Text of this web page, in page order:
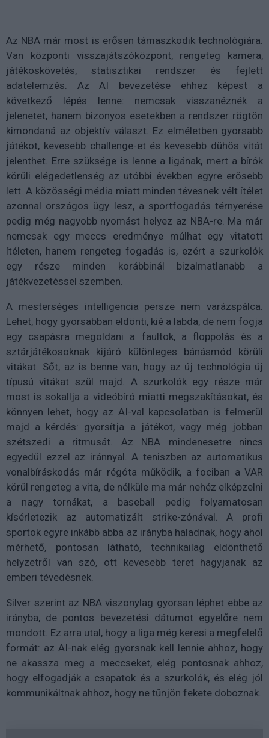
Az NBA már most is erősen támaszkodik technológiára.
Van központi visszajátszóközpont, rengeteg kamera,
játékoskövetés, statisztikai rendszer és fejlett
adatelemzés. Az AI bevezetése ehhez képest a
következő lépés lenne: nemcsak visszanéznék a
jelenetet, hanem bizonyos esetekben a rendszer rögtön
kimondaná az objektív választ. Ez elméletben gyorsabb
játékot, kevesebb challenge-et és kevesebb dühös vitát
jelenthet. Erre szüksége is lenne a ligának, mert a bírók
körüli elégedetlenség az utóbbi években egyre erősebb
lett. A közösségi média miatt minden tévesnek vélt ítélet
azonnal országos ügy lesz, a sportfogadás térnyerése
pedig még nagyobb nyomást helyez az NBA-re. Ma már
nemcsak egy meccs eredménye múlhat egy vitatott
ítéleten, hanem rengeteg fogadás is, ezért a szurkolók
egy része minden korábbinál bizalmatlanabb a
játékvezetéssel szemben.
A mesterséges intelligencia persze nem varázspálca.
Lehet, hogy gyorsabban eldönti, kié a labda, de nem fogja
egy csapásra megoldani a faultok, a floppolás és a
sztárjátékosoknak kijáró különleges bánásmód körüli
vitákat. Sőt, az is benne van, hogy az új technológia új
típusú vitákat szül majd. A szurkolók egy része már
most is sokallja a videóbíró miatti megszakításokat, és
könnyen lehet, hogy az AI-val kapcsolatban is felmerül
majd a kérdés: gyorsítja a játékot, vagy még jobban
szétszedi a ritmusát. Az NBA mindenesetre nincs
egyedül ezzel az iránnyal. A teniszben az automatikus
vonalbíráskodás már régóta működik, a fociban a VAR
körül rengeteg a vita, de nélküle ma már nehéz elképzelni
a nagy tornákat, a baseball pedig folyamatosan
kísérletezik az automatizált strike-zónával. A profi
sportok egyre inkább abba az irányba haladnak, hogy ahol
mérhető, pontosan látható, technikailag eldönthető
helyzetről van szó, ott kevesebb teret hagyjanak az
emberi tévedésnek.
Silver szerint az NBA viszonylag gyorsan léphet ebbe az
irányba, de pontos bevezetési dátumot egyelőre nem
mondott. Ez arra utal, hogy a liga még keresi a megfelelő
formát: az AI-nak elég gyorsnak kell lennie ahhoz, hogy
ne akassza meg a meccseket, elég pontosnak ahhoz,
hogy elfogadják a csapatok és a szurkolók, és elég jól
kommunikáltnak ahhoz, hogy ne tűnjön fekete doboznak.